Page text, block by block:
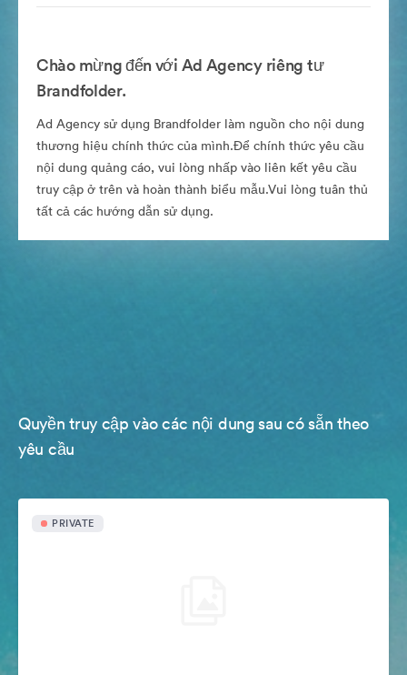
Chào mừng đến với Ad Agency riêng tư
Brandfolder.
Ad Agency sử dụng Brandfolder làm nguồn cho nội dung
thương hiệu chính thức của mình.Để chính thức yêu cầu
nội dung quảng cáo, vui lòng nhấp vào liên kết yêu cầu
truy cập ở trên và hoàn thành biểu mẫu.Vui lòng tuân thủ
tất cả các hướng dẫn sử dụng.
Quyền truy cập vào các nội dung sau có sẵn theo
yêu cầu
PRIVATE